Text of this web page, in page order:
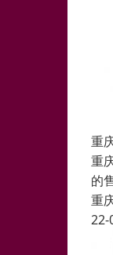
重
重
的
重
22-